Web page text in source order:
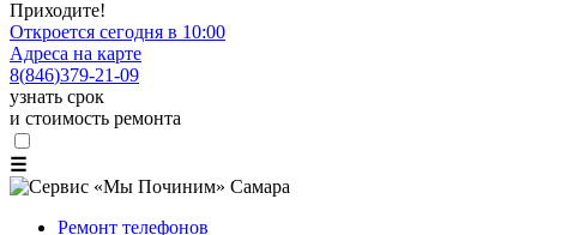
Приходите!
Откроется сегодня в 10:00
Адреса на карте
8(846)379-21-09
узнать срок
и стоимость ремонта
☰
Ремонт телефонов